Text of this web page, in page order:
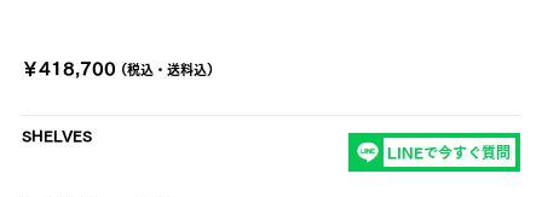
￥418,700 (税込・送料込)
SHELVES
LINEで今すぐ質問